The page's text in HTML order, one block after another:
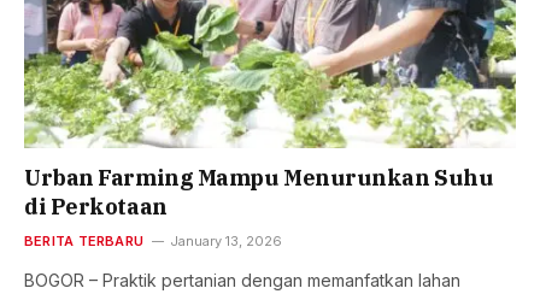
Urban Farming Mampu Menurunkan Suhu
di Perkotaan
BERITA TERBARU January 13, 2026
BOGOR – Praktik pertanian dengan memanfatkan lahan